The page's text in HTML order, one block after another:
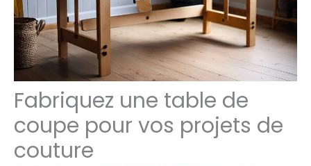
Fabriquez une table de
coupe pour vos projets de
couture